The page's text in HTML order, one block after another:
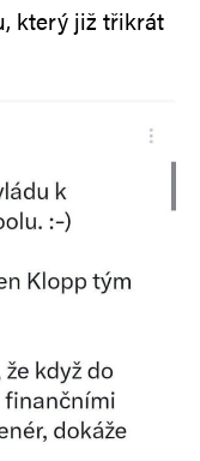
který již třikrát